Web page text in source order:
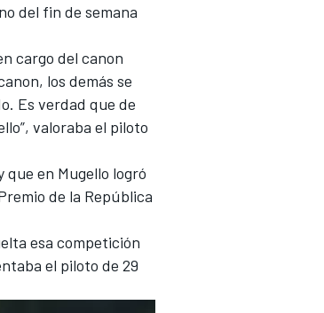
del fin de semana
cargo del canon
los demás se
Es verdad que de
valoraba el piloto
que en Mugello logró
de la República
esa competición
el piloto de 29